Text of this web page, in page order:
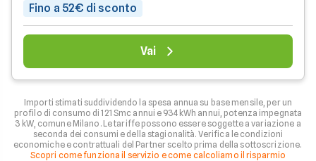
Fino a 52€ di sconto
Vai
Importi stimati suddividendo la spesa annua su base mensile, per un
profilo di consumo di 121 Smc annui e 934 kWh annui, potenza impegnata
3 kW, comune Milano. Le tariffe possono essere soggette a variazione a
seconda dei consumi e della stagionalità. Verifica le condizioni
economiche e contrattuali del Partner scelto prima della sottoscrizione.
Scopri come funziona il servizio e come calcoliamo il risparmio